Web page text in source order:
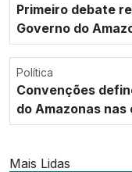
Primeiro debate
Governo do
Política
Convenções
do Amazonas
Mais Lidas